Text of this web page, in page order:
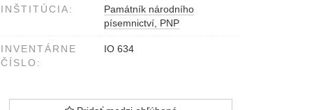
INŠTITÚCIA:
Památník národního
písemnictví, PNP
INVENTÁRNE
ČÍSLO:
IO 634